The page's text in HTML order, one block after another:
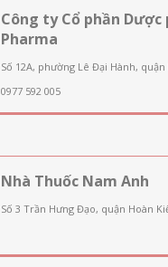
Công ty Cổ phần Dược
Pharma
Số 12A, phường Lê Đại Hành,
0977 592 005
Nhà Thuốc Nam Anh
Số 3 Trần Hưng Đạo, quận Hoàn